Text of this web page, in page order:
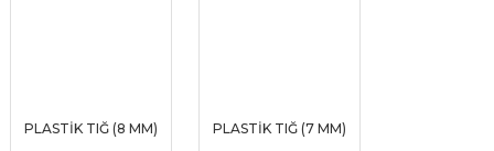
PLASTİK TIĞ (8 MM) PLASTİK TIĞ (7 MM)